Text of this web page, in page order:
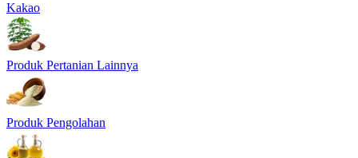
Kakao
Produk Pertanian Lainnya
Produk Pengolahan